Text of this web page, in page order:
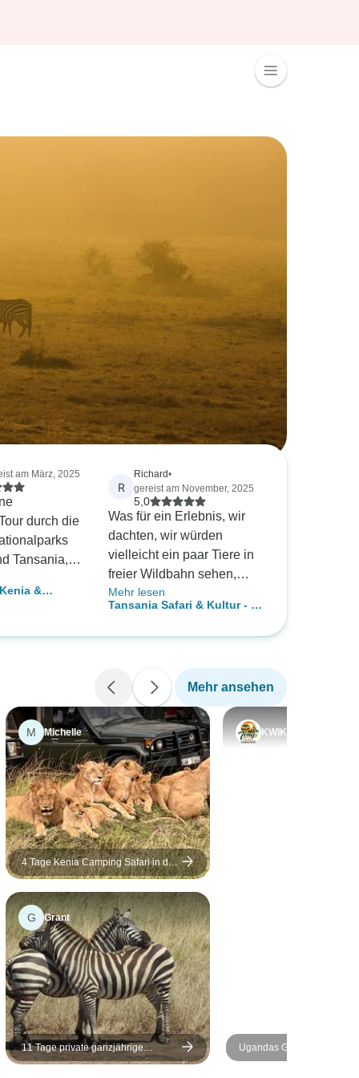
am März, 2025
durch die
Tansania,
Afrishare
Tour war
Ibrahim war
Führer
See
Mara.
sehr tiefes
die Natur und
außerdem
Fahrer,
geduldig.
wir
dem
der
freundlich,
informiert
die
Ngorongoro
für den
großartigen
&
R
Richard•
gereist am November, 2025
5,0
Was für ein Erlebnis, wir
dachten, wir würden
vielleicht ein paar Tiere in
freier Wildbahn sehen,
aber nicht Tausende. Es
war wirklich unglaublich,
Tiere zu sehen gibt. Wir
haben es aufgegeben,
Fotos von Wilderbest,
Zebra und Thomson
Gazelle zu machen, weil
es so viele von ihnen gab,
aber so viele der Big Five
zu sehen, war ein anderes
Erlebnis, vor allem, wenn
man sie direkt vor der
Lodge hat. Elefanten und
Kapbüffel, die Sie vor Ihrer
Tür besuchen, das war
fantastisch. Unser Guide
war eine unerwartete
Überraschung. Ich
bemerkte am ersten Tag,
wie alle anderen Guides
und Ranger ihn begrüßten
und fragte ihn, warum alle
so freundlich zu ihm waren.
Mehr lesen
Tansania Safari & Kultur - 9
Mehr ansehen
M Michelle
4 Tage Kenia Camping Safari in die
Masai Mara - Gruppenreise Wildlife
G Grant
11 Tage private ganzjährige
Migrationssafari - Kenia &amp;
KWIKIRIZA
Ugandas Gorillas,
Kigali Stadtrundfahrt